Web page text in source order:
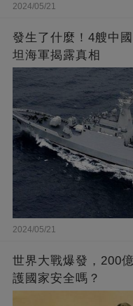
2024/05/21
發生了什麼！4艘中
坦海軍揭露真相
2024/05/21
世界大戰爆發，200
護國家安全嗎？